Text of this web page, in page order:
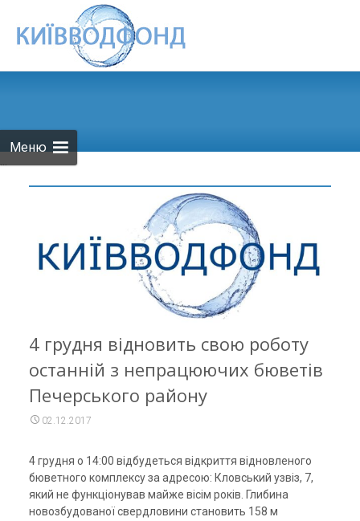
Меню
...
4 грудня відновить свою роботу
останній з непрацюючих бюветів
Печерського району
02.12.2017
4 грудня о 14:00 відбудеться відкриття відновленого
бюветного комплексу за адресою: Кловський узвіз, 7,
який не функціонував майже вісім років. Глибина
новозбудованої свердловини становить 158 м